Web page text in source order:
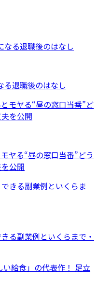
る退職後のはなし
ヤる“昼の窓口当番”どう
公開
る副業例といくらまで・